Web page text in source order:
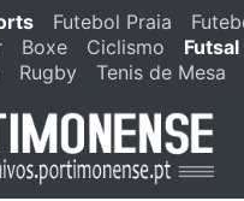
Futebol Praia
Boxe Ciclismo Futsal
Rugby Tenis de Mesa